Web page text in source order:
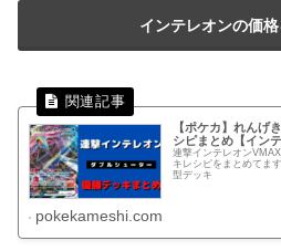
インテレオンの価
【ポケカ】れんげ
シピまとめ【インテ
連撃インテレオン
キレシピをまとめてま
型デッキ
pokekameshi.com